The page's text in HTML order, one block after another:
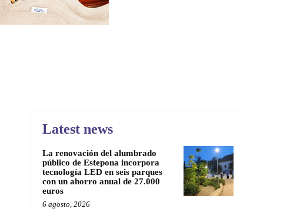
Latest news
La renovación del alumbrado
público de Estepona incorpora
tecnología LED en seis parques
con un ahorro anual de 27.000
euros
6 agosto, 2026